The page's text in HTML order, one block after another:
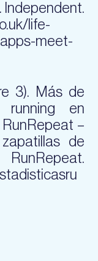
Independent.
life-
meet-
3). Más de
running en
–
de